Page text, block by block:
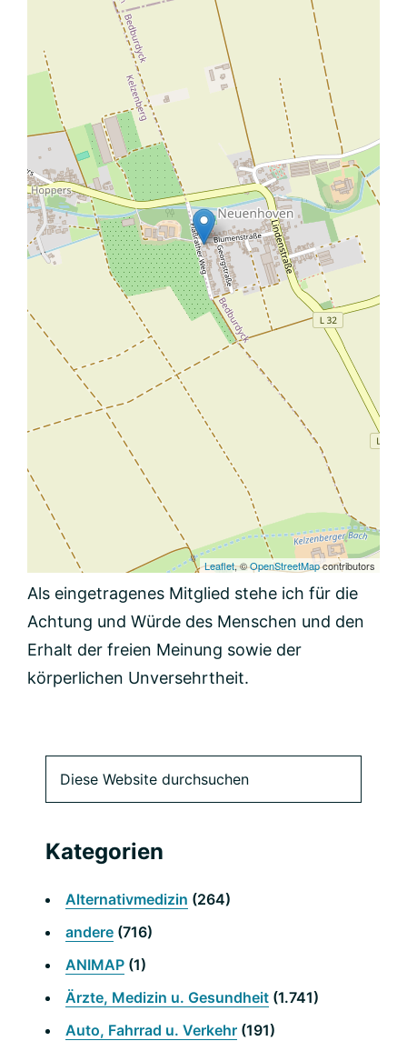
Leaflet, ©OpenStreetMapcontributors
Als eingetragenes Mitglied stehe ich für die
Achtung und Würde des Menschen und den
Erhalt der freien Meinung sowie der
körperlichen Unversehrtheit.
Primäre
Seitenleiste
Website
Kategorien
Alternativmedizin (264)
andere (716)
ANIMAP (1)
Ärzte, Medizin u. Gesundheit (1.741)
Auto, Fahrrad u. Verkehr (191)